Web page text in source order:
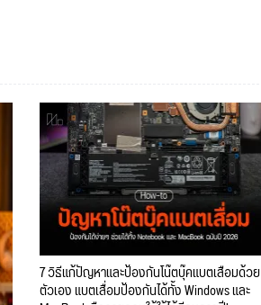
7 วิธีแก้ปัญหาและป้องกันโน๊ตบุ๊คแบตเสื่อมด้วย
ตัวเอง แบตเสื่อมป้องกันได้ทั้ง Windows และ